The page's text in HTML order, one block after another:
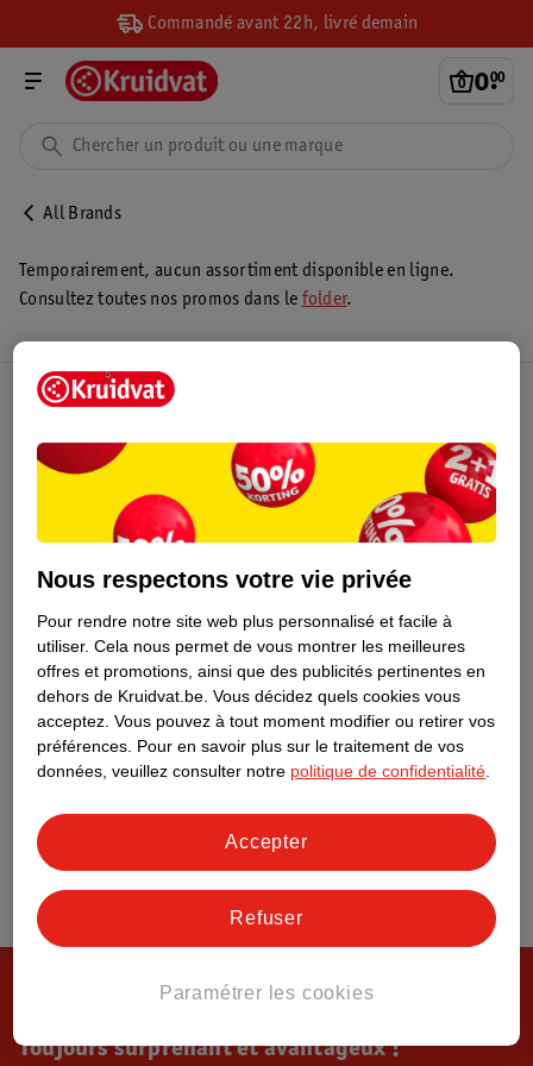
Commandé avant 22h, livré demain
0.
00
All Brands
Temporairement, aucun assortiment disponible en ligne.
Consultez toutes nos promos dans le folder.
Toujours surprenant et avantageux !
Nous respectons votre vie privée
Pour rendre notre site web plus personnalisé et facile à
utiliser. Cela nous permet de vous montrer les meilleures
offres et promotions, ainsi que des publicités pertinentes en
dehors de Kruidvat.be. Vous décidez quels cookies vous
acceptez. Vous pouvez à tout moment modifier ou retirer vos
préférences. Pour en savoir plus sur le traitement de vos
données, veuillez consulter notre politique de confidentialité
Paramétrer les cookies
Refuser
Accepter